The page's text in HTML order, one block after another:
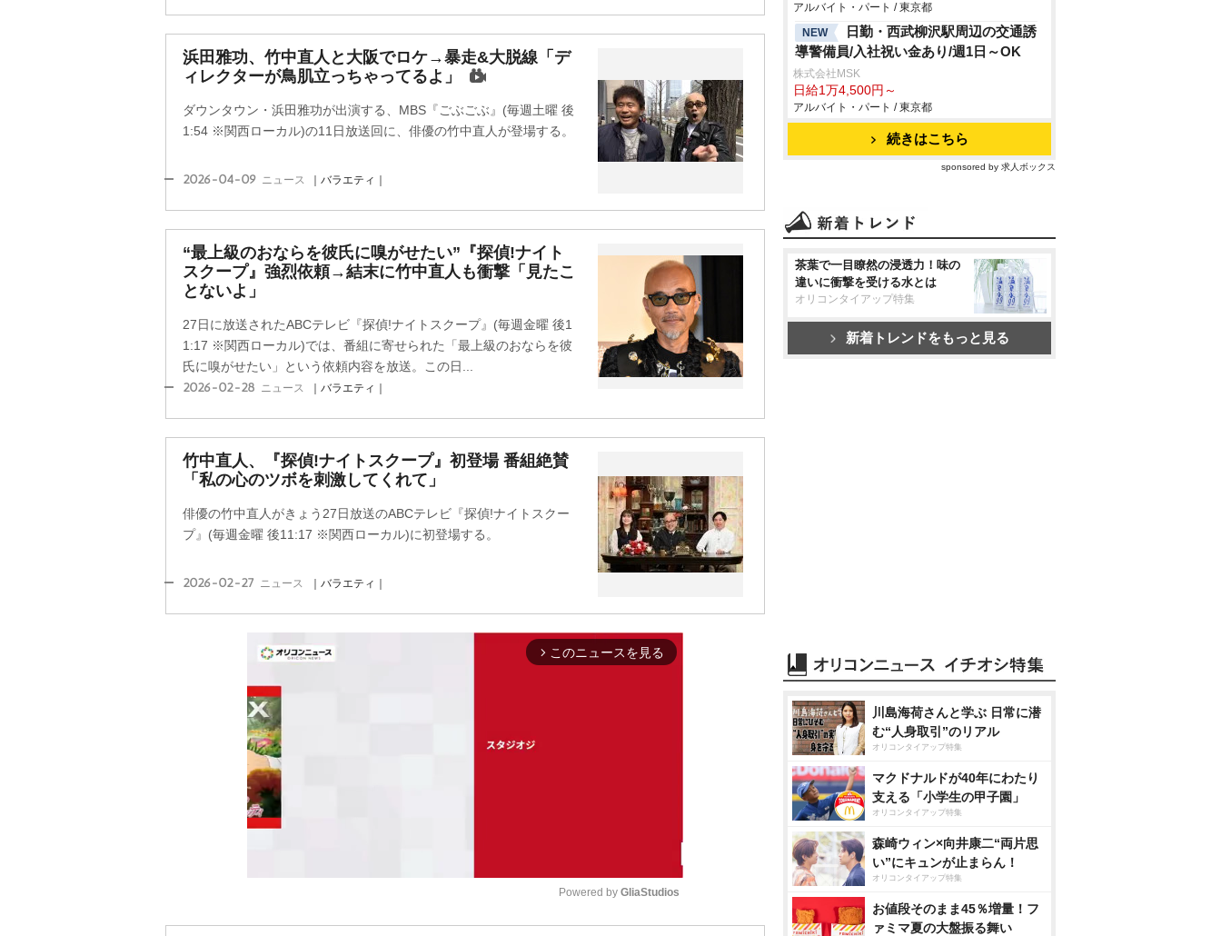
浜田雅功、竹中直人と大阪でロケ→暴走&大脱線「デ
ィレクターが鳥肌立っちゃってるよ」
ダウンタウン・浜田雅功が出演する、MBS『ごぶごぶ』(毎週土曜 後
1:54 ※関西ローカル)の11日放送回に、俳優の竹中直人が登場する。
2026-04-09 ニュース ｜バラエティ｜
“最上級のおならを彼氏に嗅がせたい”『探偵!ナイト
スクープ』強烈依頼→結末に竹中直人も衝撃「見たこ
とないよ」
27日に放送されたABCテレビ『探偵!ナイトスクープ』(毎週金曜 後1
1:17 ※関西ローカル)では、番組に寄せられた「最上級のおならを彼
氏に嗅がせたい」という依頼内容を放送。この日...
2026-02-28 ニュース ｜バラエティ｜
竹中直人、『探偵!ナイトスクープ』初登場 番組絶賛
「私の心のツボを刺激してくれて」
俳優の竹中直人がきょう27日放送のABCテレビ『探偵!ナイトスクー
プ』(毎週金曜 後11:17 ※関西ローカル)に初登場する。
2026-02-27 ニュース ｜バラエティ｜
arrow_forward_ios このニュースを見る
Powered by GliaStudios
アルバイト・パート / 東京都
NEW
日勤・西武柳沢駅周辺の交通誘
導警備員/入社祝い金あり/週1日～OK
株式会社MSK
日給1万4,500円～
アルバイト・パート / 東京都
続きはこちら
sponsored by 求人ボックス
茶葉で一目瞭然の浸透力！味の
違いに衝撃を受ける水とは
オリコンタイアップ特集
新着トレンドをもっと見る
川島海荷さんと学ぶ 日常に潜
む“人身取引”のリアル
オリコンタイアップ特集
マクドナルドが40年にわたり
支える「小学生の甲子園」
オリコンタイアップ特集
森崎ウィン×向井康二“両片思
い”にキュンが止まらん！
オリコンタイアップ特集
お値段そのまま45％増量！フ
ァミマ夏の大盤振る舞い